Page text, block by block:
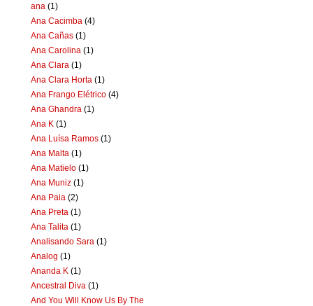
ana (1)
Ana Cacimba (4)
Ana Cañas (1)
Ana Carolina (1)
Ana Clara (1)
Ana Clara Horta (1)
Ana Frango Elétrico (4)
Ana Ghandra (1)
Ana K (1)
Ana Luísa Ramos (1)
Ana Malta (1)
Ana Matielo (1)
Ana Muniz (1)
Ana Paia (2)
Ana Preta (1)
Ana Talita (1)
Analisando Sara (1)
Analog (1)
Ananda K (1)
Ancestral Diva (1)
And You Will Know Us By The